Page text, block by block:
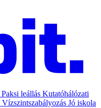
Paksi leállás Kutatóhálózati
Vízszintszabályozás Jó iskola